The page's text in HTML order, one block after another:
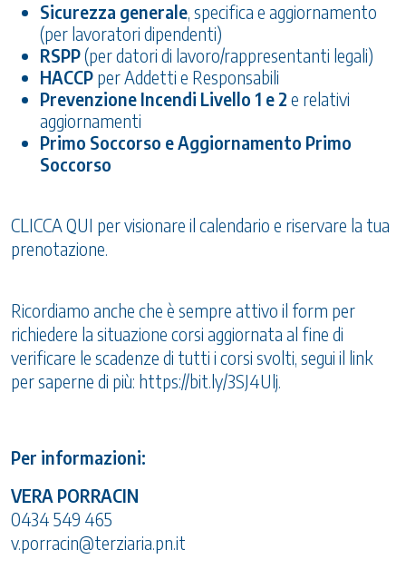
Sicurezza generale, specifica e aggiornamento
(per lavoratori dipendenti)
RSPP(per datori di lavoro/rappresentanti legali)
HACCP per Addetti e Responsabili
Prevenzione Incendi Livello 1 e 2 e relativi
aggiornamenti
Primo Soccorso e Aggiornamento Primo
Soccorso
CLICCA QUI per visionare il calendario e riservare la tua
prenotazione.
Ricordiamo anche che è sempre attivo il form per
richiedere la situazione corsi aggiornata al fine di
verificare le scadenze di tutti i corsi svolti, segui il link
per saperne di più: https://bit.ly/3SJ4Ulj.
Per informazioni:
VERA PORRACIN
0434 549 465
v.porracin@terziaria.pn.it